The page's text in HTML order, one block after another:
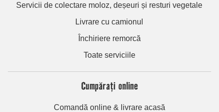
Servicii de colectare moloz, deșeuri și resturi vegetale
Livrare cu camionul
Închiriere remorcă
Toate serviciile
Cumpărați online
Comandă online & livrare acasă